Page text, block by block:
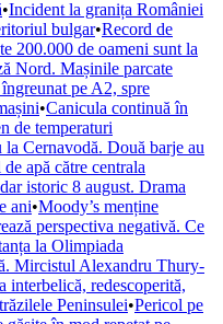
•Incident la granița României
bulgar•Record de
200.000 de oameni sunt la
Nord. Mașinile parcate
pe A2, spre
•Canicula continuă în
de temperaturi
Cernavodă. Două barje au
apă către centrala
istoric 8 august. Drama
ani•Moody’s menține
perspectiva negativă. Ce
la Olimpiada
Mircistul Alexandru Thury-
interbelică, redescoperită,
Peninsulei•Pericol pe